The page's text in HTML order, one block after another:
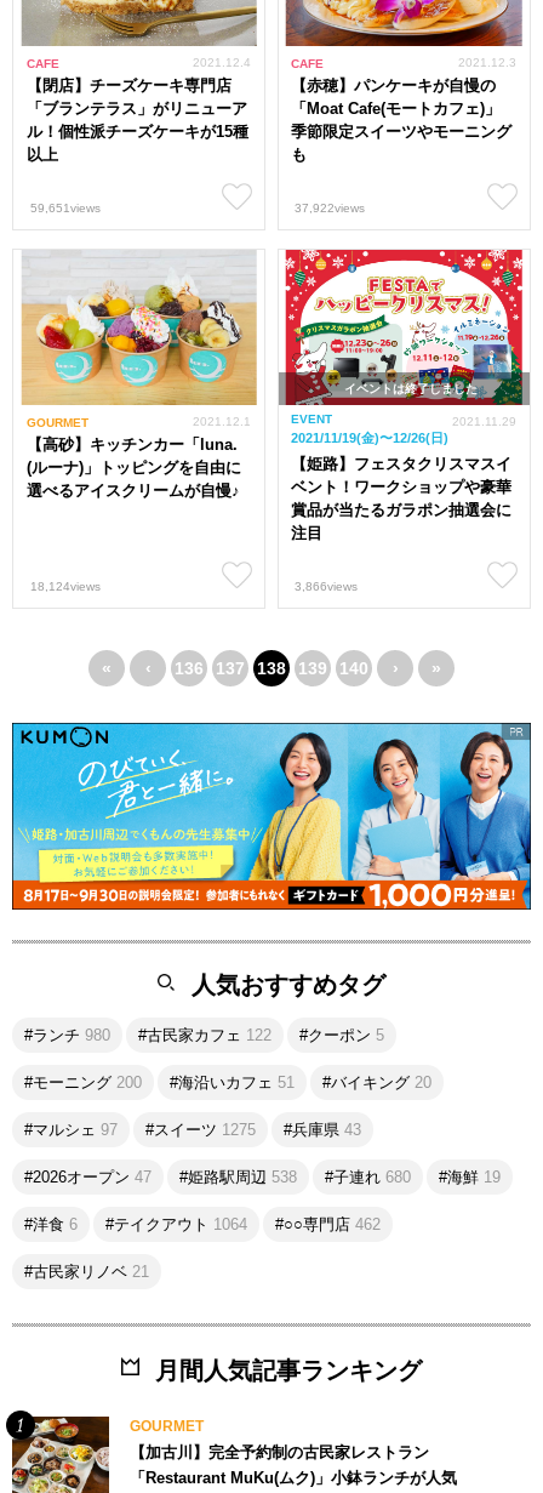
CAFE
【閉店】チーズケーキ専門店
「ブランテラス」がリニューア
ル！個性派チーズケーキが15種
以上
2021.12.4
59,651views
CAFE
【赤穂】パンケーキが自慢の
「Moat Cafe(モートカフェ)」
季節限定スイーツやモーニング
も
2021.12.3
37,922views
GOURMET
【高砂】キッチンカー「luna.
(ルーナ)」トッピングを自由に
選べるアイスクリームが自慢♪
2021.12.1
18,124views
イベントは終了しました
EVENT
2021/11/19(金)〜12/26(日)
【姫路】フェスタクリスマスイ
ベント！ワークショップや豪華
賞品が当たるガラポン抽選会に
注目
2021.11.29
3,866views
« ‹ 136 137 138 139 140 › »
人気おすすめタグ
#ランチ980 #古民家カフェ 122 #クーポン 5
#モーニング200 #海沿いカフェ 51 #バイキング20
#マルシェ97 #スイーツ 1275 #兵庫県43
#2026オープン47 #姫路駅周辺 538 #子連れ680 #海鮮 19
#洋食6 #テイクアウト 1064 #○○専門店462
#古民家リノベ21
月間人気記事ランキング
GOURMET
【加古川】完全予約制の古民家レストラン
「Restaurant MuKu(ムク)」小鉢ランチが人気